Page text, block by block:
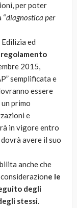
per poter
“diagnostica per
ed
regolamento
2015,
semplificata e
essere
primo
e
in vigore entro
avere il suo
anche che
e le
degli
stessi.